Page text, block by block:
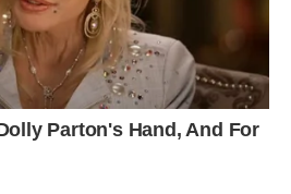
тобі онучки!
теж тобі дзвонити не стану! Як